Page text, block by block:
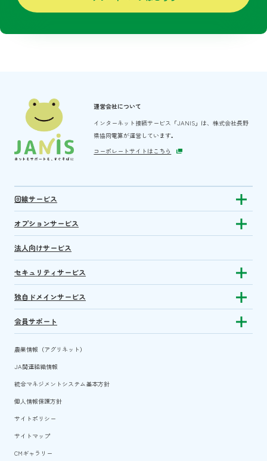
運営会社について
インターネット接続サービス「JANIS」は、株式会社長野
県協同電算が運営しています。
コーポレートサイトはこちら
回線サービス Show
オプションサービス Show
法人向けサービス
セキュリティサービス Show
独自ドメインサービス Show
会員サポート Show
農業情報（アグリネット）
JA関連組織情報
統合マネジメントシステム基本方針
個人情報保護方針
サイトポリシー
サイトマップ
CMギャラリー